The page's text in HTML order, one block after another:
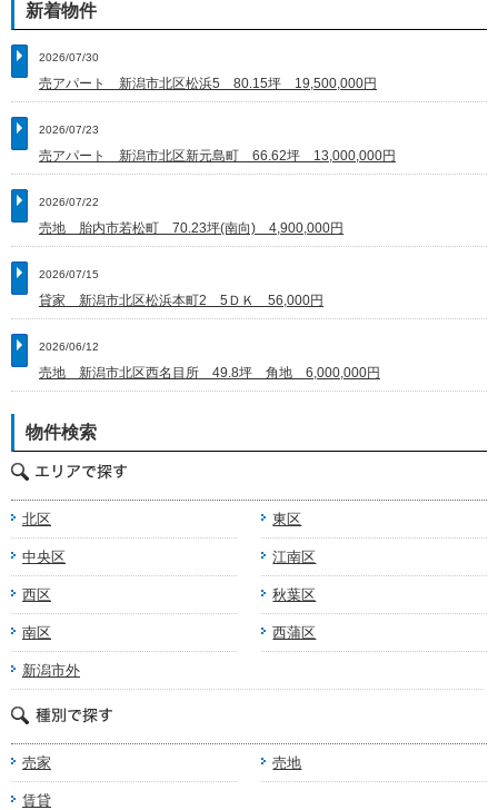
新着物件
2026/07/30
売アパート 新潟市北区松浜5 80.15坪 19,500,000円
2026/07/23
売アパート 新潟市北区新元島町 66.62坪 13,000,000円
2026/07/22
売地 胎内市若松町 70.23坪(南向) 4,900,000円
2026/07/15
貸家 新潟市北区松浜本町2 5ＤＫ 56,000円
2026/06/12
売地 新潟市北区西名目所 49.8坪 角地 6,000,000円
物件検索
北区 東区
中央区 江南区
西区 秋葉区
南区 西蒲区
新潟市外
売家 売地
賃貸